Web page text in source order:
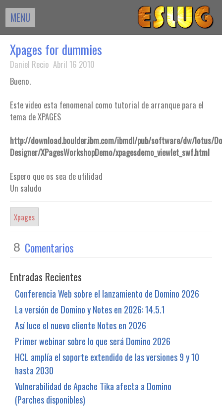
MENU
Xpages for dummies
Daniel Recio Abril 16 2010
Bueno.
Este video esta fenomenal como tutorial de arranque para el
tema de XPAGES
http://download.boulder.ibm.com/ibmdl/pub/software/dw/lotus/
Designer/XPagesWorkshopDemo/xpagesdemo_viewlet_swf.html
Espero que os sea de utilidad
Un saludo
Xpages
8 Comentarios
Entradas Recientes
Conferencia Web sobre el lanzamiento de Domino 2026
La versión de Domino y Notes en 2026: 14.5.1
Así luce el nuevo cliente Notes en 2026
Primer webinar sobre lo que será Domino 2026
HCL amplía el soporte extendido de las versiones 9 y 10
hasta 2030
Vulnerabilidad de Apache Tika afecta a Domino
(Parches disponibles)